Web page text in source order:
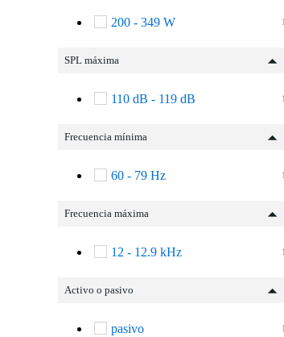
200 - 349 W
SPL máxima
110 dB - 119 dB
Frecuencia mínima
60 - 79 Hz
Frecuencia máxima
12 - 12.9 kHz
Activo o pasivo
pasivo